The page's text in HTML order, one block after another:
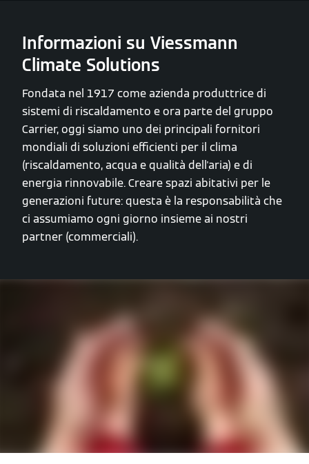
Informazioni su Viessmann
Climate Solutions
Fondata nel 1917 come azienda produttrice di
sistemi di riscaldamento e ora parte del gruppo
Carrier, oggi siamo uno dei principali fornitori
mondiali di soluzioni efficienti per il clima
(riscaldamento, acqua e qualità dell'aria) e di
energia rinnovabile. Creare spazi abitativi per le
generazioni future: questa è la responsabilità che
ci assumiamo ogni giorno insieme ai nostri
partner (commerciali).